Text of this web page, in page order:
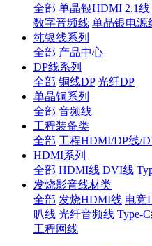
全部 单晶银HDMI 2.1线
数字音频线 单晶银电源
纯银线系列
全部 产品中心
DP线系列
全部 铜线DP 光纤DP
单晶铜系列
全部 音频线
工程装备类
全部 工程HDMI/DP线/
HDMI系列
全部 HDMI线 DVI线
发烧影音线材类
全部 发烧HDMI线 电竞
叭线 光纤音频线 Type-
工程网线